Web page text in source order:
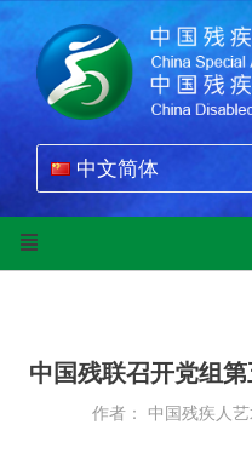
中文简体
中国残联召开党组
作者： 中国残疾人艺